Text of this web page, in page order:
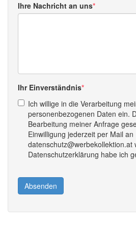
Ihre Nachricht an uns
Ihr Einverständnis
Ich willige in die Verarbeitung
personenbezogenen Daten ein.
Bearbeitung meiner Anfrage
Einwilligung jederzeit per Mail an
datenschutz@werbekollektion.at
Datenschutzerklärung habe ich
Absenden